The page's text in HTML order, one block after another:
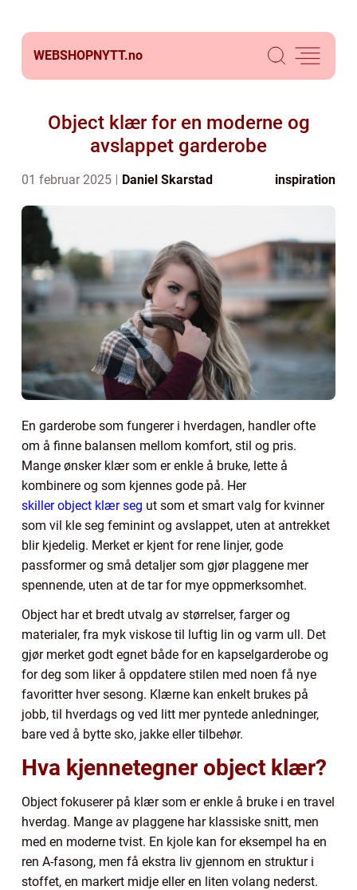
WEBSHOPNYTT.no
Object klær for en moderne og
avslappet garderobe
01 februar 2025 Daniel Skarstad inspiration
En garderobe som fungerer i hverdagen, handler ofte
om å finne balansen mellom komfort, stil og pris.
Mange ønsker klær som er enkle å bruke, lette å
kombinere og som kjennes gode på. Her
skiller object klær seg ut som et smart valg for kvinner
som vil kle seg feminint og avslappet, uten at antrekket
blir kjedelig. Merket er kjent for rene linjer, gode
passformer og små detaljer som gjør plaggene mer
spennende, uten at de tar for mye oppmerksomhet.
Object har et bredt utvalg av størrelser, farger og
materialer, fra myk viskose til luftig lin og varm ull. Det
gjør merket godt egnet både for en kapselgarderobe og
for deg som liker å oppdatere stilen med noen få nye
favoritter hver sesong. Klærne kan enkelt brukes på
jobb, til hverdags og ved litt mer pyntede anledninger,
bare ved å bytte sko, jakke eller tilbehør.
Hva kjennetegner object klær?
Object fokuserer på klær som er enkle å bruke i en travel
hverdag. Mange av plaggene har klassiske snitt, men
med en moderne tvist. En kjole kan for eksempel ha en
ren A-fasong, men få ekstra liv gjennom en struktur i
stoffet, en markert midje eller en liten volang nederst.